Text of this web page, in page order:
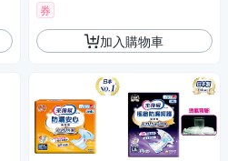
券
加入購物車